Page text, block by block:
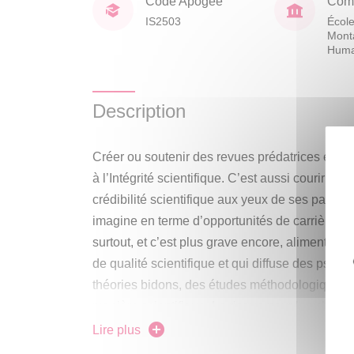
IS2503
Description
Créer ou soutenir des revues prédatrices est
à l’Intégrité scientifique. C’est aussi courir le
crédibilité scientifique aux yeux de ses pairs,
imagine en terme d’opportunités de carrière
surtout, et c’est plus grave encore, alimenter
de qualité scientifique et qui diffuse des
théories bidons, des études
manière scientifique. Le risque pour les
les plus jeunes, de concourir à ce type de
Lire plus